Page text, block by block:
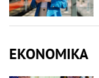
EKONOMIKA